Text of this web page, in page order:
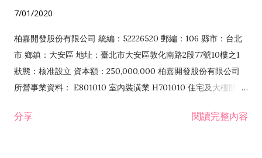
7/01/2020
柏嘉開發股份有限公司 統編：52226520 郵編：106 縣市：台北
市 鄉鎮：大安區 地址：臺北市大安區敦化南路2段77號10樓之1
狀態：核准設立 資本額：250,000,000 柏嘉開發股份有限公司
所營事業資料： E801010 室內裝潢業 H701010 住宅及大樓開發
發業 H703090 不動產買賣業 H703100 不動產租賃業 I503010
分享 閱讀完整內容